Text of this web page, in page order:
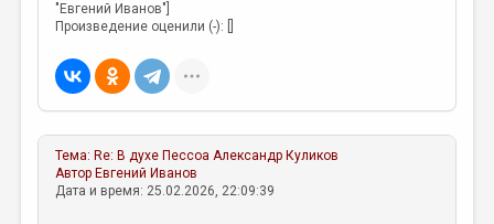
РЕЦЕНЗИРОВАНИЕ
ЦИКЛЫ ПУБЛИКАЦИЙ
ТРЕДИАКОВСКИЙ
МЕДИА
ВКОНТАКТЕ
"Евгений Иванов"]
Произведение оценили (-): []
Тема: Re: В духе Пессоа Александр Куликов
Автор Евгений Иванов
Дата и время: 25.02.2026, 22:09:39